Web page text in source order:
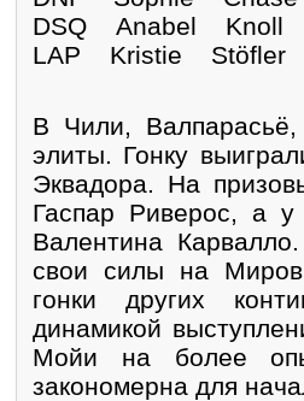
DSQ Anabel
LAP Kristie
В Чили,
элиты. Гонку
Эквадора. На
Гаспар Риверос, а
Валентина
свои силы на
гонки других
динамикой
Мойи на более
закономерна для